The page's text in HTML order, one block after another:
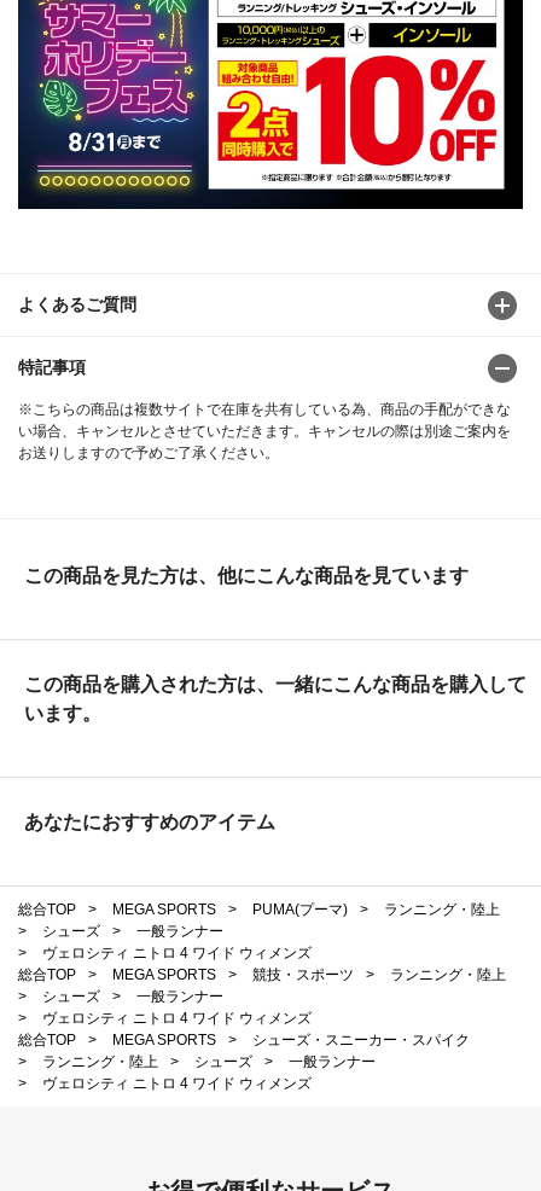
よくあるご質問
特記事項
※こちらの商品は複数サイトで在庫を共有している為、商品の手配ができな
い場合、キャンセルとさせていただきます。キャンセルの際は別途ご案内を
お送りしますので予めご了承ください。
この商品を見た方は、他にこんな商品を見ています
この商品を購入された方は、一緒にこんな商品を購入して
います。
あなたにおすすめのアイテム
総合TOP > MEGA SPORTS > PUMA(プーマ) >
ランニング・陸上
>
シューズ >
一般ランナー
>
ヴェロシティ ニトロ 4 ワイド ウィメンズ
総合TOP
> MEGA SPORTS > 競技・スポーツ >
ランニング・陸上
>
シューズ >
一般ランナー
>
ヴェロシティ ニトロ 4 ワイド ウィメンズ
総合TOP
> MEGA SPORTS >
シューズ・スニーカー・スパイク
>
ランニング・陸上 > シューズ >
一般ランナー
>
ヴェロシティ ニトロ 4 ワイド ウィメンズ